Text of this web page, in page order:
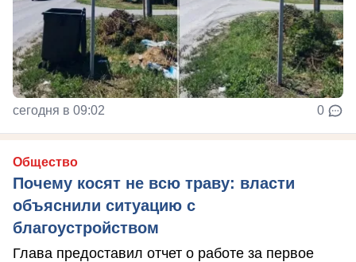
сегодня в 09:02 0
Общество
Почему косят не всю траву: власти
объяснили ситуацию с
благоустройством
Глава предоставил отчет о работе за первое